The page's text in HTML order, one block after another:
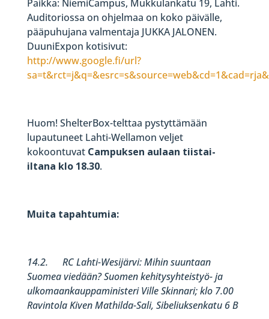
Paikka: NiemiCampus, Mukkulankatu 19, Lahti.
Auditoriossa on ohjelmaa on koko päivälle,
pääpuhujana valmentaja JUKKA JALONEN.
DuuniExpon kotisivut:
http://www.google.fi/url?
Huom! ShelterBox-telttaa pystyttämään
lupautuneet Lahti-Wellamon veljet
kokoontuvat Campuksen aulaan tiistai-
iltana klo 18.30.
Muita tapahtumia:
14.2. RC Lahti-Wesijärvi: Mihin suuntaan
Suomea viedään? Suomen kehitysyhteistyö- ja
ulkomaankauppaministeri Ville Skinnari; klo 7.00
Ravintola Kiven Mathilda-Sali, Sibeliuksenkatu 6 B